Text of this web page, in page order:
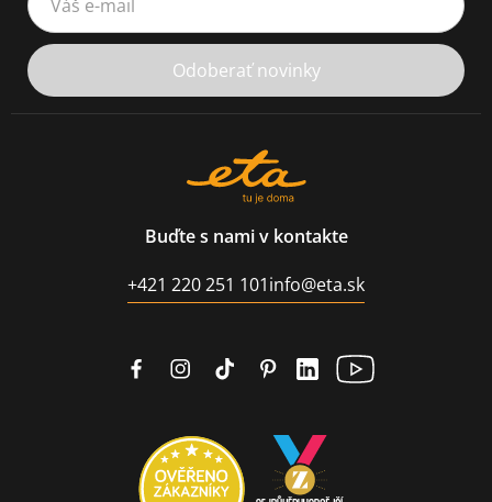
Odoberať novinky
Buďte s nami v kontakte
+421 220 251 101info@eta.sk